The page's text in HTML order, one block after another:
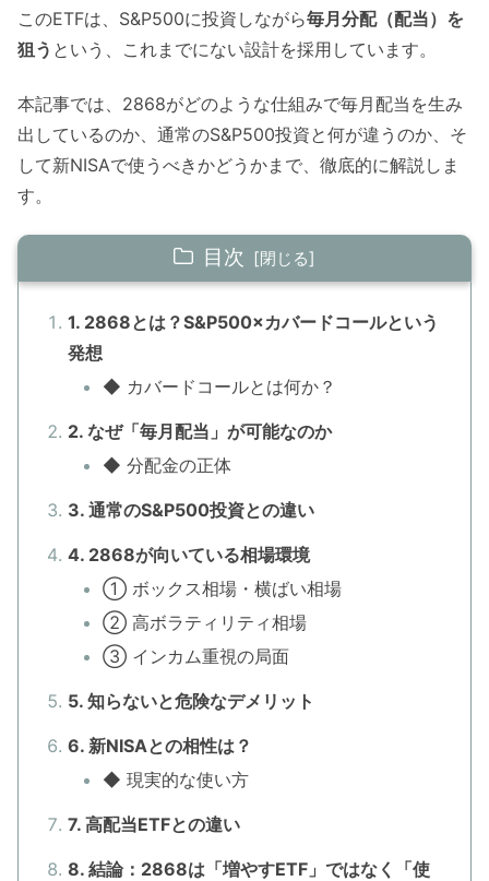
このETFは、S&P500に投資しながら毎月分配（配当）を
狙う という、これまでにない設計を採用しています。
本記事では、2868がどのような仕組みで毎月配当を生み
出しているのか、通常のS&P500投資と何が違うのか、そ
して新NISAで使うべきかどうかまで、徹底的に解説しま
す。
目次
1. 2868とは？S&P500×カバードコールという
発想
◆ カバードコールとは何か？
2. なぜ「毎月配当」が可能なのか
◆ 分配金の正体
3. 通常のS&P500投資との違い
4. 2868が向いている相場環境
① ボックス相場・横ばい相場
② 高ボラティリティ相場
③ インカム重視の局面
5. 知らないと危険なデメリット
6. 新NISAとの相性は？
◆ 現実的な使い方
7. 高配当ETFとの違い
8. 結論：2868は「増やすETF」ではなく「使